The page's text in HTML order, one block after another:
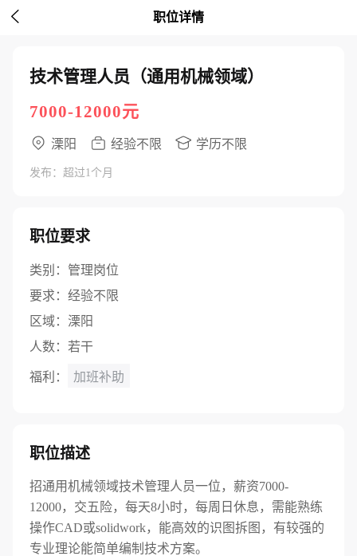
 职位详情
技术管理人员（通用机械领域）
7000-12000元
溧阳 经验不限 学历不限
发布：超过1个月
职位要求
类别： 管理岗位
要求： 经验不限
区域： 溧阳
人数： 若干
福利： 加班补助
职位描述
招通用机械领域技术管理人员一位，薪资7000-
12000，交五险，每天8小时，每周日休息，需能熟练
操作CAD或solidwork，能高效的识图拆图，有较强的
专业理论能简单编制技术方案。